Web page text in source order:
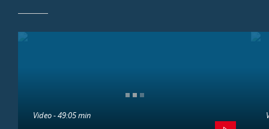
Video - 49:05 min